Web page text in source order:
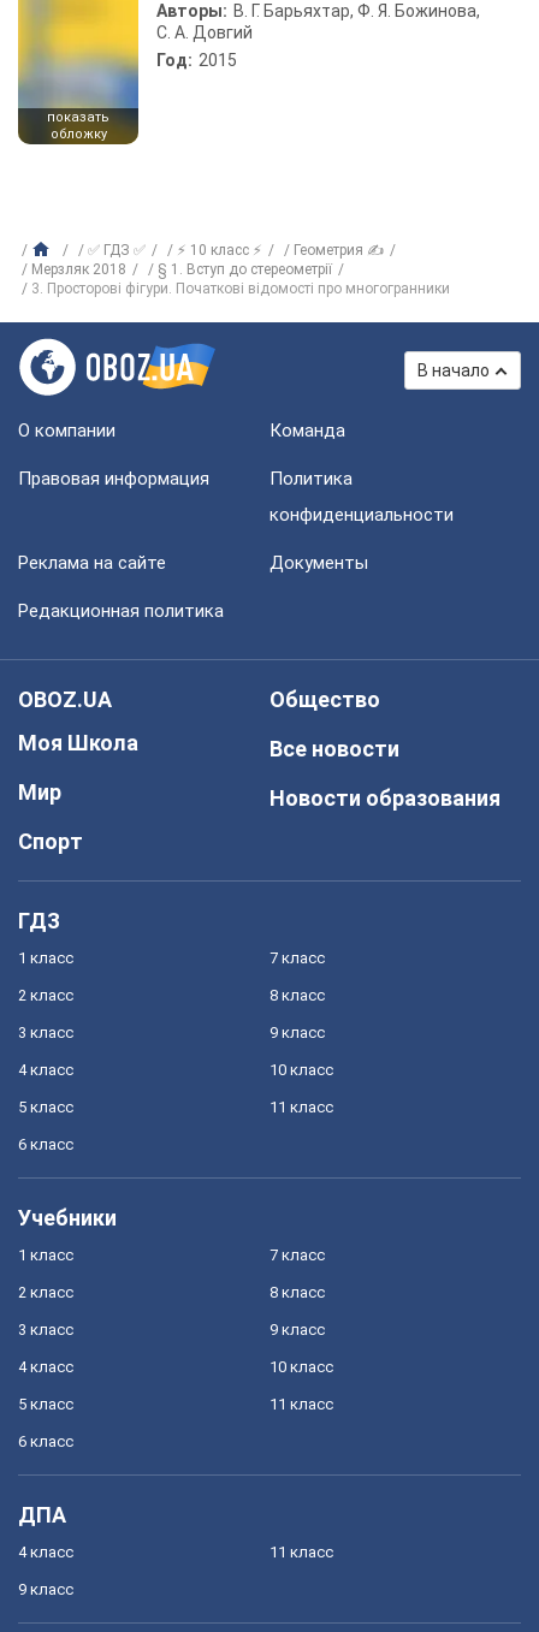
показать
обложку
Авторы: В. Г. Барьяхтар, Ф. Я. Божинова,
С. А. Довгий
Год: 2015
✅ ГДЗ ✅ ⚡ 10 класс ⚡
Геометрия ✍
Мерзляк 2018
§ 1. Вступ до стереометрії
3. Просторові фігури. Початкові відомості про многогранники
В начало
О компании Команда
Правовая информация
Политика
конфиденциальности
Реклама на сайте Документы
Редакционная политика
OBOZ.UA
Моя Школа
Мир
Спорт
Общество
Все новости
Новости образования
ГДЗ
1 класс
2 класс
3 класс
4 класс
5 класс
6 класс
7 класс
8 класс
9 класс
10 класс
11 класс
Учебники
1 класс
2 класс
3 класс
4 класс
5 класс
6 класс
7 класс
8 класс
9 класс
10 класс
11 класс
ДПА
4 класс
9 класс
11 класс